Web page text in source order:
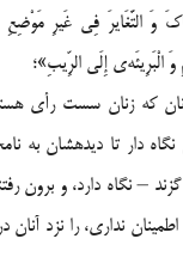
وَ التَّغَايرَ فِي غَيرِ
إِلَى الرِّيبِ»؛
كه زنان سست رأي
دار تا ديده‏شان به
– نگاه دارد، و برون
ندارى، را نزد